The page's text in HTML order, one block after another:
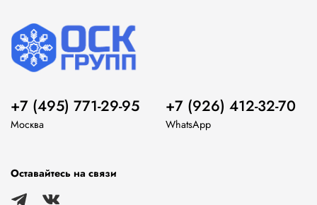
+7 (495) 771-29-95
Москва
+7 (926) 412-32-70
WhatsApp
Оставайтесь на связи